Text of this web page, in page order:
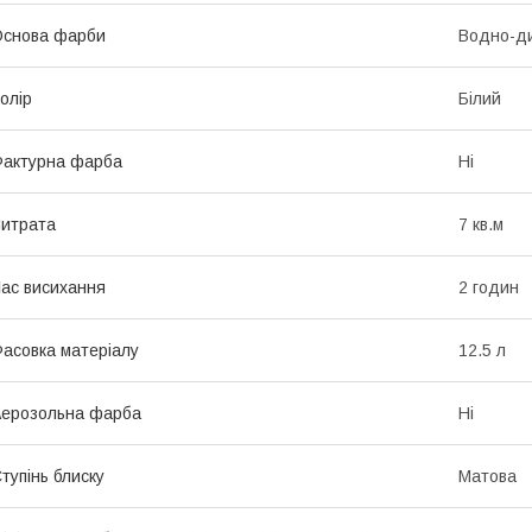
фарби Водно-
Білий
фарба Ні
7 кв.м
висихання 2 годин
матеріалу 12.5 л
фарба Ні
блиску Матова